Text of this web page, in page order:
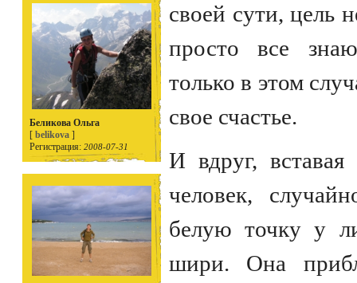
Беликова Ольга
[ belikova ]
Регистрация: 2008-07-31
своей сути, цель
просто все
только в этом
свое счастье.
И вдруг,
человек,
белую точку у
шири. Она